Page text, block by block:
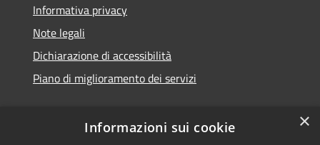
Informativa privacy
Note legali
Dichiarazione di accessibilità
Piano di miglioramento dei servizi
×
Informazioni sui cookie